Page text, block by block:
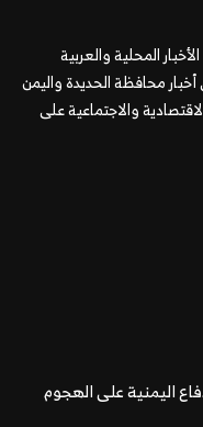
المحلية والعربية
محافظة الحديدة واليمن
والاجتماعية على
اليمنية على الهجوم